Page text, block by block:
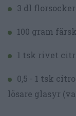
3 dl florsocker
100 gram
1 tsk rivet
0,5 - 1 tsk
lösare glasyr